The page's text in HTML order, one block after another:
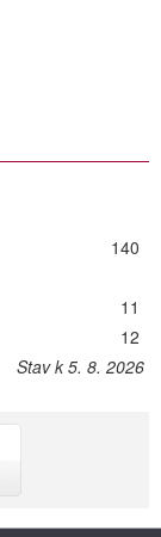
140
11
12
Stav k 5. 8. 2026